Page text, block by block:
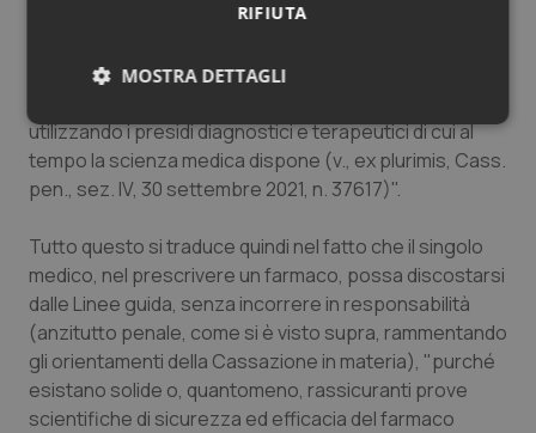
dirsi esclusa la responsabilità colposa del medico in
solo fatto che abbia rispettato le linee guida,
utilizzando i presidi diagnostici e terapeutici di cui al
tempo la scienza medica dispone (v., ex plurimis, Cass.
pen., sez. IV, 30 settembre 2021, n. 37617)".
Tutto questo si traduce quindi nel fatto che il singolo
medico, nel prescrivere un farmaco, possa discostarsi
dalle Linee guida, senza incorrere in responsabilità
(anzitutto penale, come si è visto supra, rammentando
gli orientamenti della Cassazione in materia), "purché
esistano solide o, quantomeno, rassicuranti prove
scientifiche di sicurezza ed efficacia del farmaco
RIFIUTA
MOSTRA DETTAGLI
Necessari Statistici Marketing
Necessari Statistici Marketing
I cookie necessari contribuiscono a rendere fruibile il
sito web abilitandone funzionalità di base quali la
protette del sito. Il sito web non è in grado di
funzionare correttamente senza questi cookie.